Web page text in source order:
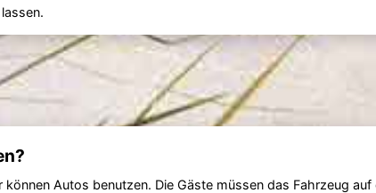
Autos benutzen. Die Gäste müssen das Fahrzeug auf